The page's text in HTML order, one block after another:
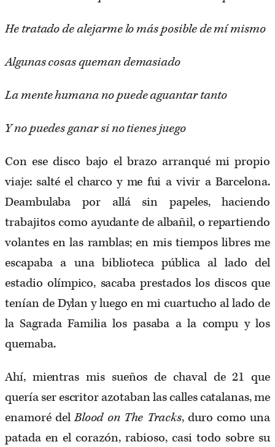
He tratado de alejarme lo más posible de mí mismo
Algunas cosas queman demasiado
La mente humana no puede aguantar tanto
Y no puedes ganar si no tienes juego
Con ese disco bajo el brazo arranqué mi propio
viaje: salté el charco y me fui a vivir a Barcelona.
Deambulaba por allá sin papeles, haciendo
trabajitos como ayudante de albañil, o repartiendo
volantes en las ramblas; en mis tiempos libres me
escapaba a una biblioteca pública al lado del
estadio olímpico, sacaba prestados los discos que
tenían de Dylan y luego en mi cuartucho al lado de
la Sagrada Familia los pasaba a la compu y los
quemaba.
Ahí, mientras mis sueños de chaval de 21 que
quería ser escritor azotaban las calles catalanas, me
enamoré del ​Blood on The Tracks, duro como una
patada en el corazón, rabioso, casi todo sobre su